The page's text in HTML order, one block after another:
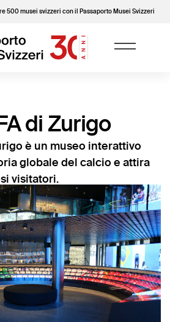
500 musei svizzeri con il Passaporto Musei Svizzeri
di Zurigo
è un museo interattivo
globale del calcio e attira
visitatori.